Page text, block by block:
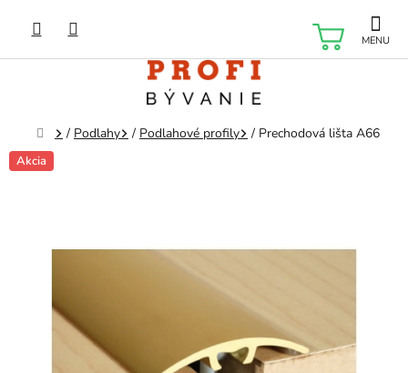
obsah
Domov
/ Podlahy / Podlahové profily / Prechodová lišta A66
Akcia